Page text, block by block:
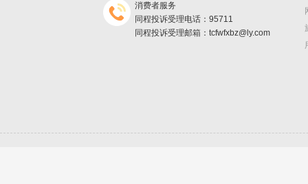
消费者服务
同程投诉受理电话：95711
同程投诉受理邮箱：tcfwfxbz@ly.com